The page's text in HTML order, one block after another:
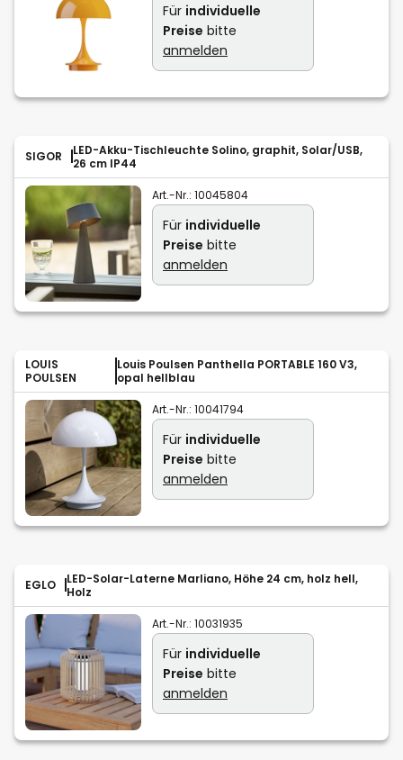
Für individuelle
Preise bitte
anmelden
SIGOR
LED-Akku-Tischleuchte Solino, graphit, Solar/USB,
26 cm IP44
Art.-Nr.: 10045804
Für individuelle
Preise bitte
anmelden
LOUIS
POULSEN
Louis Poulsen Panthella PORTABLE 160 V3,
opal hellblau
Art.-Nr.: 10041794
Für individuelle
Preise bitte
anmelden
EGLO
LED-Solar-Laterne Marliano, Höhe 24 cm, holz hell,
Holz
Art.-Nr.: 10031935
Für individuelle
Preise bitte
anmelden